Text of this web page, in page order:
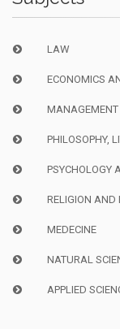
LAW
ECONOMICS
MANAGEMENT
PHILOSOPHY,
PSYCHOLOGY
RELIGION AND
MEDECINE
NATURAL
APPLIED